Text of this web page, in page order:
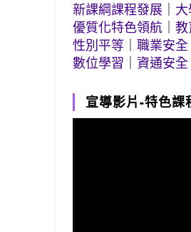
新課綱課程發展
優質化特色領航 ｜
性別平等 ｜職業安全
數位學習 ｜資通安全
宣導影片-特色課